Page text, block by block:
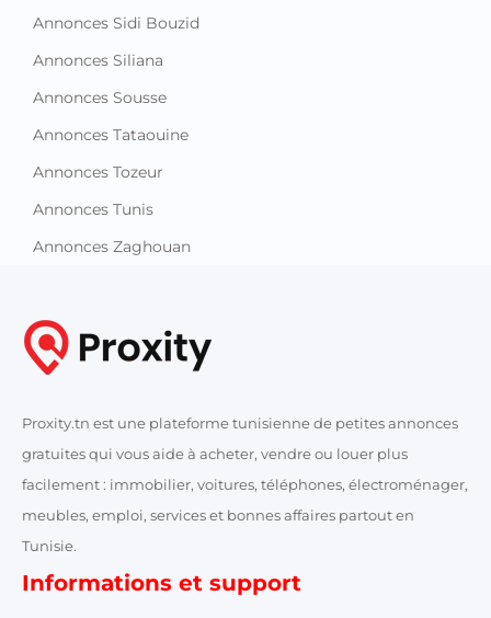
Annonces Sidi Bouzid
Annonces Siliana
Annonces Sousse
Annonces Tataouine
Annonces Tozeur
Annonces Tunis
Annonces Zaghouan
Proxity.tn est une plateforme tunisienne de petites annonces
gratuites qui vous aide à acheter, vendre ou louer plus
facilement : immobilier, voitures, téléphones, électroménager,
meubles, emploi, services et bonnes affaires partout en
Tunisie.
Informations et support